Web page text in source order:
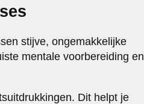
stijve, ongemakkelijke
mentale voorbereiding en
Dit helpt je